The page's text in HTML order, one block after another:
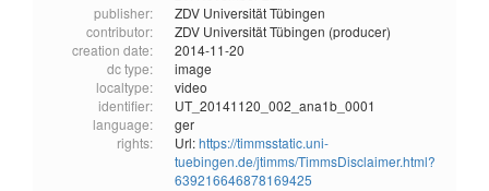
publisher:
ZDV Universität Tübingen
contributor:
ZDV Universität Tübingen (producer)
creation date:
2014-11-20
dc type:
image
localtype:
video
identifier:
UT_20141120_002_ana1b_0001
language:
ger
rights:
Url:https://timmsstatic.uni-
tuebingen.de/jtimms/TimmsDisclaimer.html?
639216646878169425